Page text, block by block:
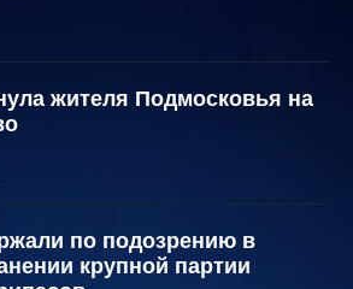
жителя Подмосковья на
по подозрению в
крупной партии